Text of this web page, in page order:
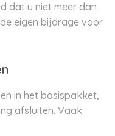
dat u niet meer dan
eigen bijdrage voor
in het basispakket,
afsluiten. Vaak